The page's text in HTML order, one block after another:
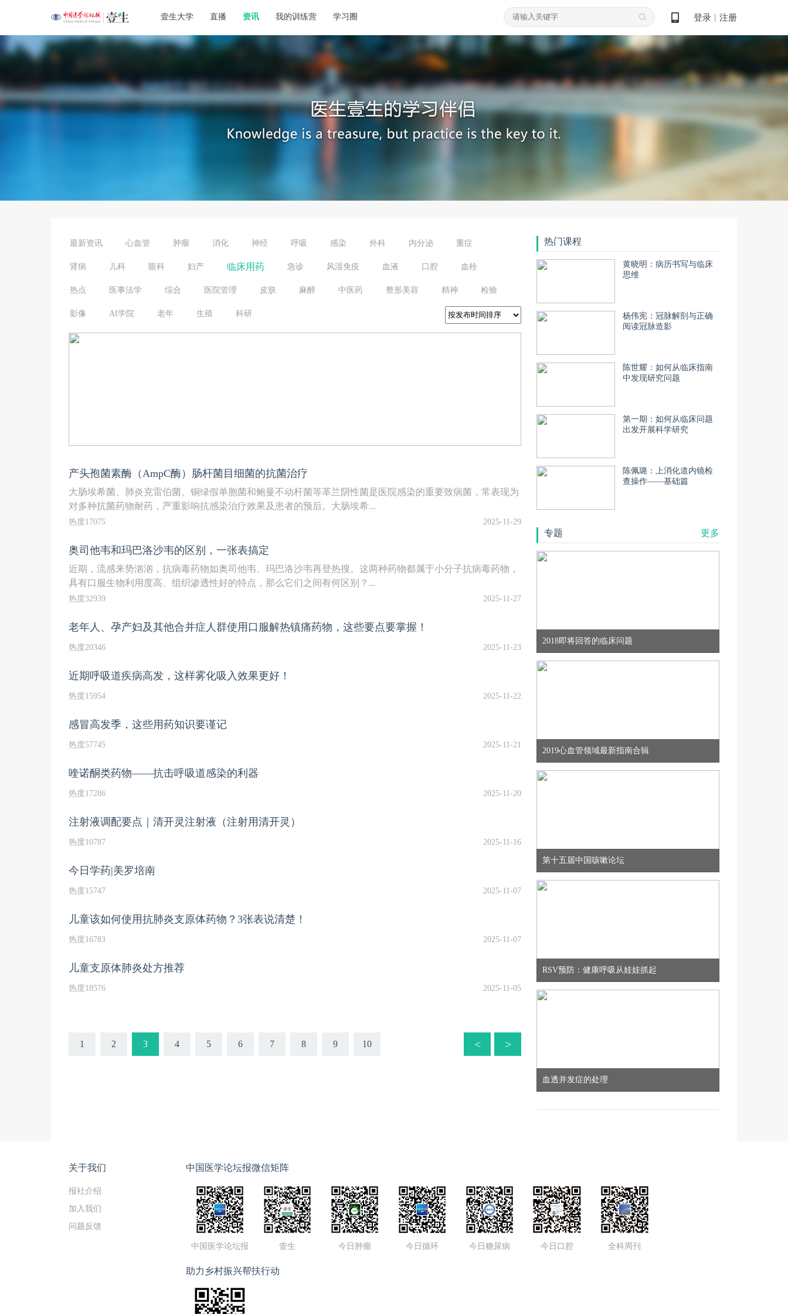
壹生大学 直播 资讯 我的训练营 学习圈 登录 注册
最新资讯 心血管 肿瘤 消化 神经 呼吸 感染 外科 内分泌 重症
肾病 儿科 眼科 妇产 临床用药 急诊 风湿免疫 血液 口腔 血栓
热点 医事法学 综合 医院管理 皮肤 麻醉 中医药 整形美容 精神 检验
影像 AI学院 老年 生殖 科研
产头孢菌素酶（AmpC酶）肠杆菌目细菌的抗菌治疗
大肠埃希菌、肺炎克雷伯菌、铜绿假单胞菌和鲍曼不动杆菌等革兰阴性菌是医院感染的重要致病菌，常表现为
对多种抗菌药物耐药，严重影响抗感染治疗效果及患者的预后。大肠埃希...
热度17075 2025-11-29
奥司他韦和玛巴洛沙韦的区别，一张表搞定
近期，流感来势汹汹，抗病毒药物如奥司他韦、玛巴洛沙韦再登热搜。这两种药物都属于小分子抗病毒药物，
具有口服生物利用度高、组织渗透性好的特点，那么它们之间有何区别？...
热度32939 2025-11-27
老年人、孕产妇及其他合并症人群使用口服解热镇痛药物，这些要点要掌握！
热度20346 2025-11-23
近期呼吸道疾病高发，这样雾化吸入效果更好！
热度15954 2025-11-22
感冒高发季，这些用药知识要谨记
热度57745 2025-11-21
喹诺酮类药物——抗击呼吸道感染的利器
热度17286 2025-11-20
注射液调配要点｜清开灵注射液（注射用清开灵）
热度10787 2025-11-16
今日学药|美罗培南
热度15747 2025-11-07
儿童该如何使用抗肺炎支原体药物？3张表说清楚！
热度16783 2025-11-07
儿童支原体肺炎处方推荐
热度18576 2025-11-05
1 2 3 4 5 6 7 8 9 10 < >
热门课程
黄晓明：病历书写与临床
思维
杨伟宪：冠脉解剖与正确
阅读冠脉造影
陈世耀：如何从临床指南
中发现研究问题
第一期：如何从临床问题
出发开展科学研究
陈佩璐：上消化道内镜检
查操作——基础篇
专题 更多
2018即将回答的临床问题
2019心血管领域最新指南合辑
第十五届中国咳嗽论坛
RSV预防：健康呼吸从娃娃抓起
血透并发症的处理
关于我们
报社介绍
加入我们
问题反馈
中国医学论坛报微信矩阵
中国医学论坛报 壹生 今日肿瘤 今日循环 今日糖尿病 今日口腔 全科周刊
助力乡村振兴帮扶行动